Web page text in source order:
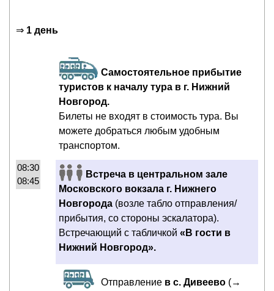
⇒ 1 день
Самостоятельное прибытие
туристов к началу тура в г. Нижний
Новгород.
Билеты не входят в стоимость тура. Вы
можете добраться любым удобным
транспортом.
08:30
08:45
Встреча в центральном зале
Московского вокзала г. Нижнего
Новгорода (возле табло отправления/
прибытия, со стороны эскалатора).
Встречающий с табличкой «В гости в
Нижний Новгород».
Отправление в с. Дивеево (→